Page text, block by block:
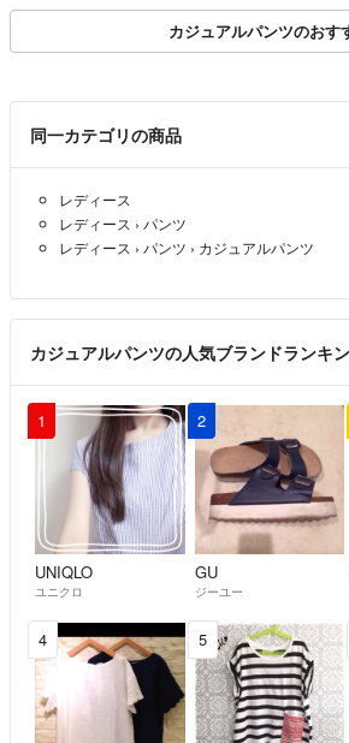
■ ■ 他にもたくさん出品してます ■ ■
出品一覧はコチラ
⬇ ⬇ ⬇
#koteレディース
#koteレディースジーンズやパンツ
…似たような身長と体重でも人によって筋肉
で何とも言えません。そのために実寸記載し
✔お支払いは期日内厳守!!
…期日内にお支払いがない場合どんな理由に
✔出品物はほぼUSED品です。
…状態については見たままを正直に記載する
少の見落としはご容赦下さい
長々とお読み頂きありがとうございます!!
服が大好きで集めすぎた物を続々と出品して
迅速丁寧なお取り引きを心掛けております♡
おまとめ購入はさらに値引きいたしますので
【プロフ更新3/9】
カジュアルパンツのおす
同一カテゴリの商品
レディース
レディース › パンツ
レディース › パンツ › カジュアルパンツ
カジュアルパンツの人気ブランドランキ
1
UNIQLO
ユニクロ
2
GU
ジーユー
4 5